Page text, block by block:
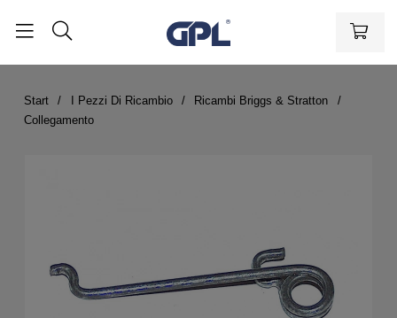
Start I Pezzi Di Ricambio
Ricambi Briggs & Stratton
Collegamento